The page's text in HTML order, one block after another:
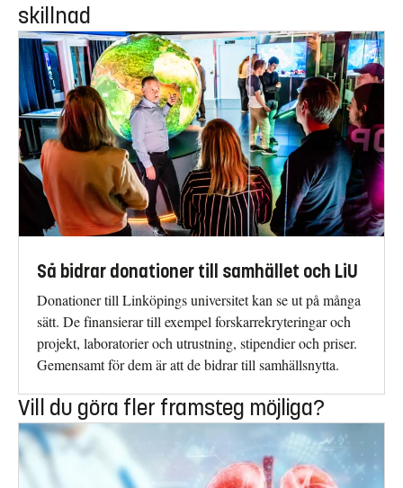
skillnad
Så bidrar donationer till samhället och LiU
Donationer till Linköpings universitet kan se ut på många
sätt. De finansierar till exempel forskarrekryteringar och
projekt, laboratorier och utrustning, stipendier och priser.
Gemensamt för dem är att de bidrar till samhällsnytta.
Vill du göra fler framsteg möjliga?